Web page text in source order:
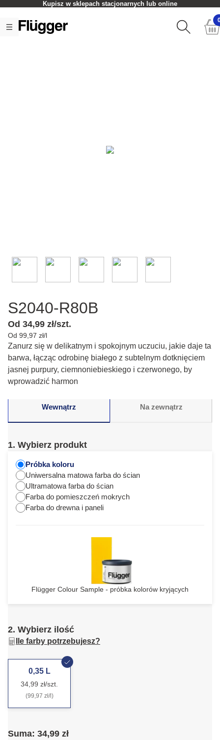
Kupisz w sklepach stacjonarnych lub online
S2040-R80B
Od 34,99 zł/szt.
Od 99,97 zł/l
Zanurz się w delikatnym i spokojnym uczuciu, jakie daje ta
barwa, łącząc odrobinę białego z subtelnym dotknięciem
jasnej purpury, ciemnoniebieskiego i czerwonego, by
wprowadzić harmon
Wewnątrz Na zewnątrz
1. Wybierz produkt
Próbka koloru
Uniwersalna matowa farba do ścian
Ultramatowa farba do ścian
Farba do pomieszczeń mokrych
Farba do drewna i paneli
Flügger Colour Sample - próbka kolorów kryjących
2. Wybierz ilość
Ile farby potrzebujesz?
0,35 L
34,99 zł/szt.
(99,97 zł/l)
Suma: 34,99 zł